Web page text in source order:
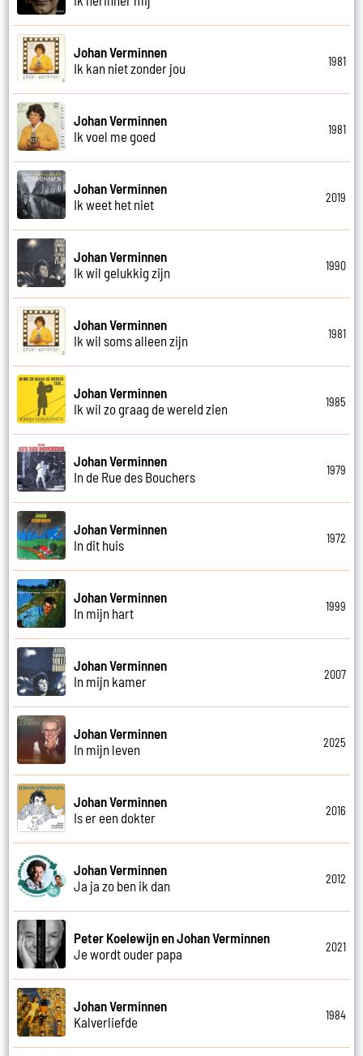
Johan Verminnen
Ik kan niet zonder jou
1981
Johan Verminnen
Ik voel me goed
1981
Johan Verminnen
Ik weet het niet
2019
Johan Verminnen
Ik wil gelukkig zijn
1990
Johan Verminnen
Ik wil soms alleen zijn
1981
Johan Verminnen
Ik wil zo graag de wereld zien
1985
Johan Verminnen
In de Rue des Bouchers
1979
Johan Verminnen
In dit huis
1972
Johan Verminnen
In mijn hart
1999
Johan Verminnen
In mijn kamer
2007
Johan Verminnen
In mijn leven
2025
Johan Verminnen
Is er een dokter
2016
Johan Verminnen
Ja ja zo ben ik dan
2012
Peter Koelewijn en Johan Verminnen
Je wordt ouder papa
2021
Johan Verminnen
Kalverliefde
1984